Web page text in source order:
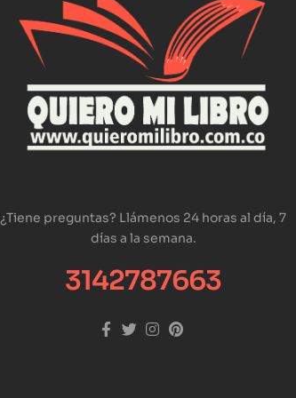
¿Tiene preguntas? Llámenos 24 horas al día, 7
días a la semana.
3142787663